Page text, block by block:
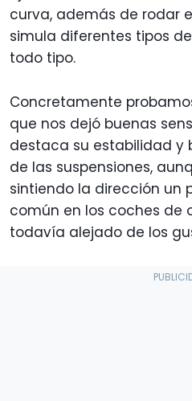
curva, además de rodar
simula diferentes tipos
todo tipo.
Concretamente
que nos dejó buenas
destaca su estabilidad y
de las suspensiones,
sintiendo la dirección un
común en los coches de
todavía alejado de los